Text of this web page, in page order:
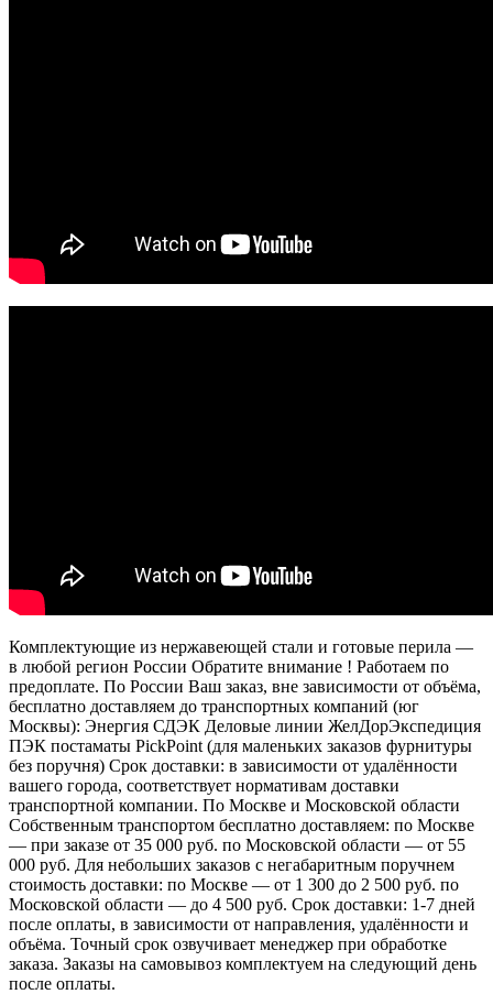
Комплектующие из нержавеющей стали и готовые перила —
в любой регион России Обратите внимание ! Работаем по
предоплате. По России Ваш заказ, вне зависимости от объёма,
бесплатно доставляем до транспортных компаний (юг
Москвы): Энергия СДЭК Деловые линии ЖелДорЭкспедиция
ПЭК постаматы PickPoint (для маленьких заказов фурнитуры
без поручня) Срок доставки: в зависимости от удалённости
вашего города, соответствует нормативам доставки
транспортной компании. По Москве и Московской области
Собственным транспортом бесплатно доставляем: по Москве
— при заказе от 35 000 руб. по Московской области — от 55
000 руб. Для небольших заказов с негабаритным поручнем
стоимость доставки: по Москве — от 1 300 до 2 500 руб. по
Московской области — до 4 500 руб. Срок доставки: 1-7 дней
после оплаты, в зависимости от направления, удалённости и
объёма. Точный срок озвучивает менеджер при обработке
заказа. Заказы на самовывоз комплектуем на следующий день
после оплаты.